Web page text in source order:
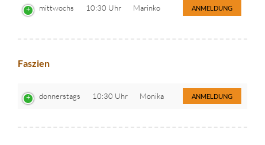
mittwochs 10:30 Uhr Marinko ANMELDUNG
Faszien
donnerstags 10:30 Uhr Monika ANMELDUNG